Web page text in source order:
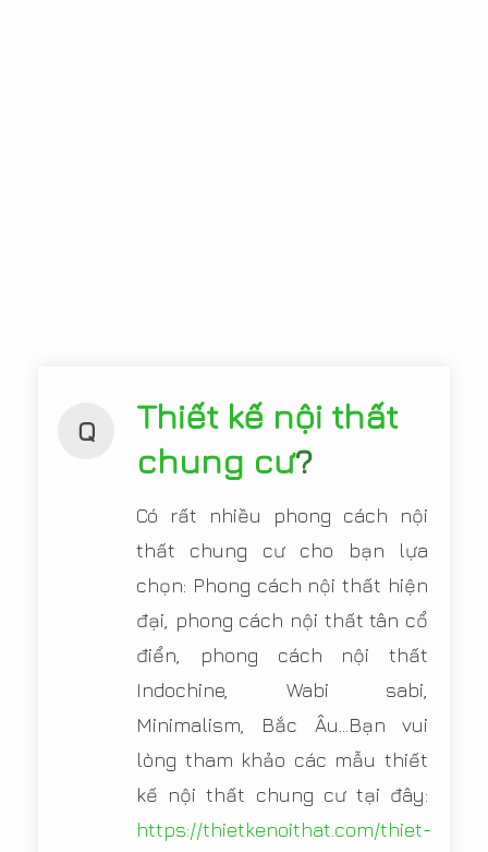
Q
Thiết kế nội thất
chung cư?
Có rất nhiều phong cách nội
thất chung cư cho bạn lựa
chọn: Phong cách nội thất hiện
đại, phong cách nội thất tân cổ
điển, phong cách nội thất
Indochine, Wabi sabi,
Minimalism, Bắc Âu...Bạn vui
lòng tham khảo các mẫu thiết
kế nội thất chung cư tại đây:
https://thietkenoithat.com/thiet-